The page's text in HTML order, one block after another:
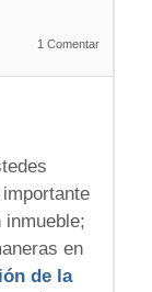
1 Comentar
inmueble;
en
de la